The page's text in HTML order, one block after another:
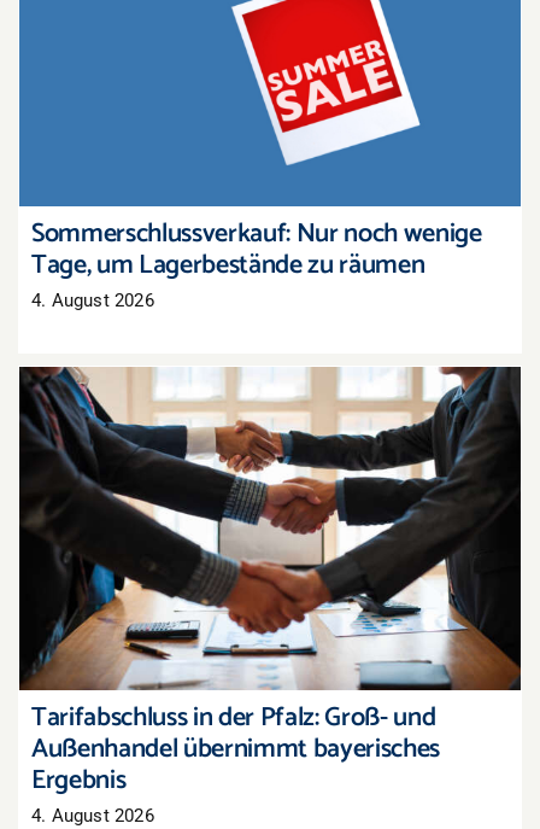
Sommerschlussverkauf: Nur noch wenige Tage,
um Lagerbestände zu räumen
Sommerschlussverkauf: Nur noch wenige
Tage, um Lagerbestände zu räumen
4. August 2026
Tarifabschluss in der Pfalz: Groß- und
Außenhandel übernimmt bayerisches Ergebnis
Tarifabschluss in der Pfalz: Groß- und
Außenhandel übernimmt bayerisches
Ergebnis
4. August 2026